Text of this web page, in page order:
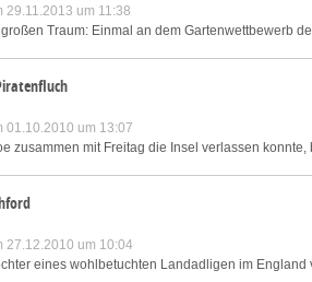
29.11.2013 um 11:38
Traum: Einmal an dem Gartenwettbewerb
01.10.2010 um 13:07
zusammen mit Freitag die Insel verlassen
27.12.2010 um 10:04
eines wohlbetuchten Landadligen im